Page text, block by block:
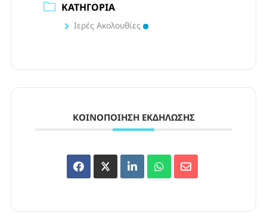
ΚΑΤΗΓΟΡΊΑ
Ιερές Ακολουθίες
ΚΟΙΝΟΠΟΊΗΣΗ ΕΚΔΉΛΩΣΗΣ